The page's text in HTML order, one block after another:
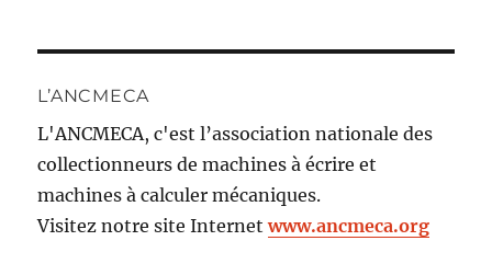
L’ANCMECA
L'ANCMECA, c'est l’association nationale des
collectionneurs de machines à écrire et
machines à calculer mécaniques.
Visitez notre site Internetwww.ancmeca.org